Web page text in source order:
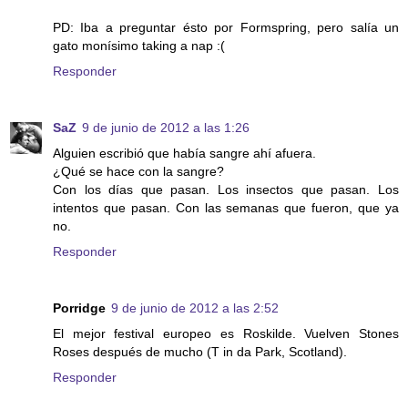
PD: Iba a preguntar ésto por Formspring, pero salía un
gato monísimo taking a nap :(
Responder
SaZ 9 de junio de 2012 a las 1:26
Alguien escribió que había sangre ahí afuera.
¿Qué se hace con la sangre?
Con los días que pasan. Los insectos que pasan. Los
intentos que pasan. Con las semanas que fueron, que ya
no.
Responder
Porridge 9 de junio de 2012 a las 2:52
El mejor festival europeo es Roskilde. Vuelven Stones
Roses después de mucho (T in da Park, Scotland).
Responder